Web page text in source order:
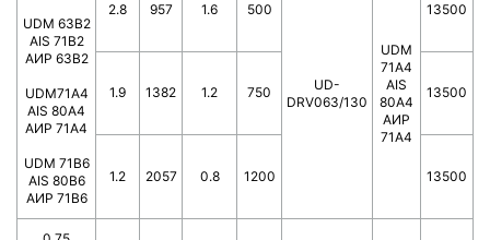
UDM 63B2
AIS 71B2
АИР 63В2
UDM71A4
AIS 80A4
АИР 71А4
UDM 71B6
AIS 80B6
АИР 71В6
2.8 957 1.6 500
UD-
DRV063/130
UDM
71A4
AIS
80A4
АИР
71А4
13500
1.9 1382 1.2 750 13500
1.2 2057 0.8 1200 13500